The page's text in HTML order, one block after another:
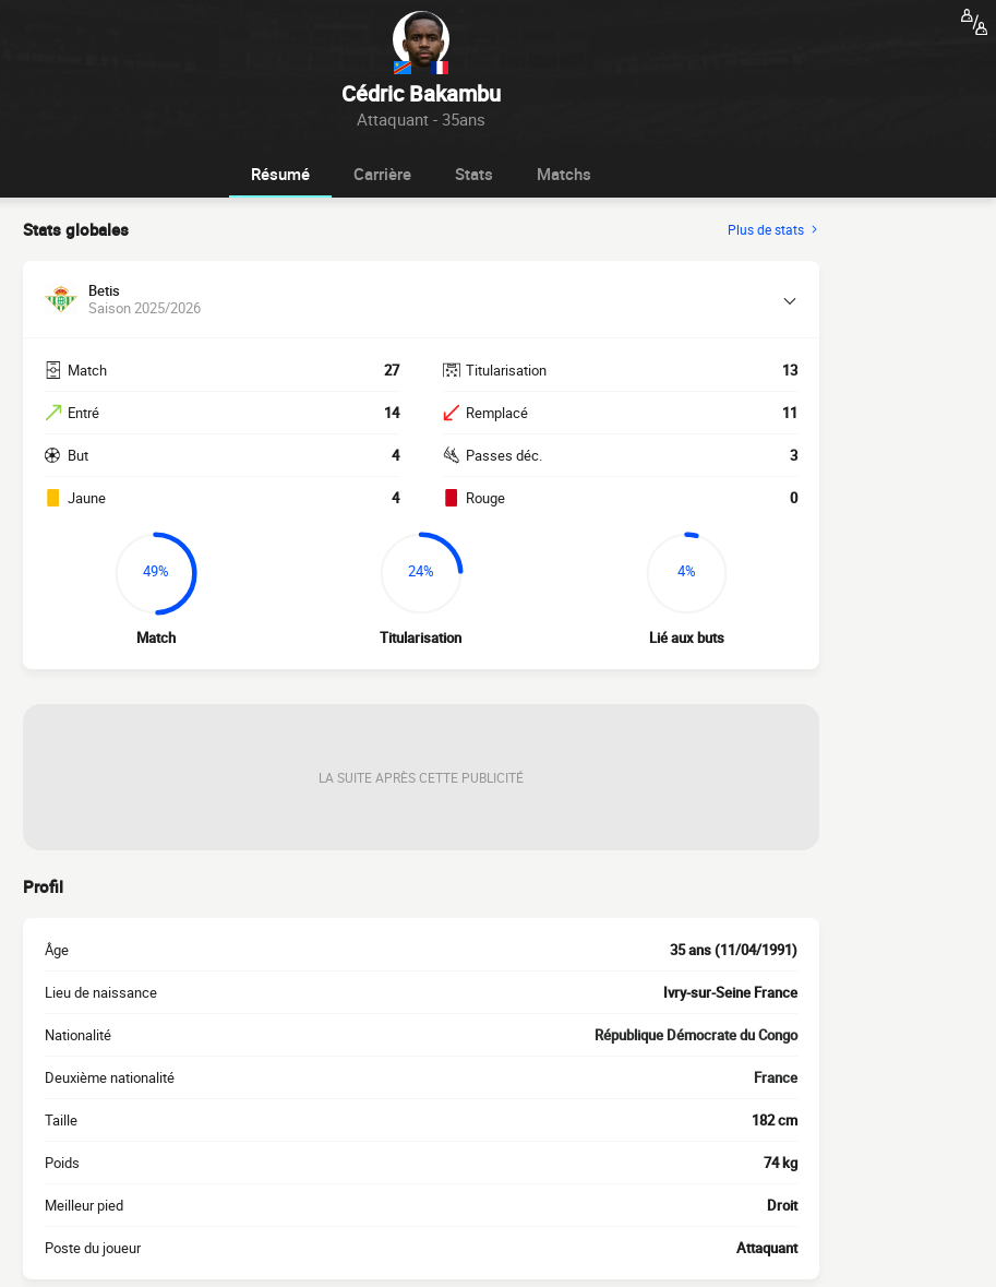
Cédric Bakambu
Attaquant - 35ans
Résumé Carrière Stats Matchs
Stats globales Plus de stats
Betis
Saison 2025/2026
Match 27
Entré 14
But 4
Jaune 4
Titularisation 13
Remplacé 11
Passes déc. 3
Rouge 0
49%
Match
24%
Titularisation
4%
Lié aux buts
LA SUITE APRÈS CETTE PUBLICITÉ
Profil
Âge 35 ans (11/04/1991)
Lieu de naissance Ivry-sur-Seine France
Nationalité République Démocrate du Congo
Deuxième nationalité France
Taille 182 cm
Poids 74 kg
Meilleur pied Droit
Poste du joueur Attaquant